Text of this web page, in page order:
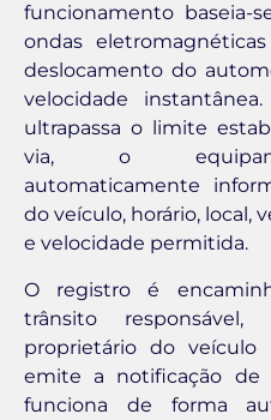
funcionamento baseia-
ondas
deslocamento do
velocidade
ultrapassa o limite
via, o
automaticamente
do veículo, horário, local,
e velocidade permitida.
O registro é
trânsito
proprietário do veículo
emite a notificação de
funciona de forma